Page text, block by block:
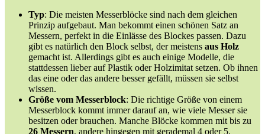
Typ: Die meisten Messerblöcke sind nach dem gleichen
Prinzip aufgebaut. Man bekommt einen schönen Satz an
Messern, perfekt in die Einlässe des Blockes passen. Dazu
gibt es natürlich den Block selbst, der meistens aus Holz
gemacht ist. Allerdings gibt es auch einige Modelle, die
stattdessen lieber auf Plastik oder Holzimitat setzen. Ob ihnen
das eine oder das andere besser gefällt, müssen sie selbst
wissen.
Größe vom Messerblock: Die richtige Größe von einem
Messerblock kommt immer darauf an, wie viele Messer sie
besitzen oder brauchen. Manche Blöcke kommen mit bis zu
26 Messern, andere hingegen mit gerademal 4 oder 5.